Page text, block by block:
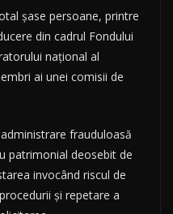
șase persoane, printre
din cadrul Fondului
național al
ai unei comisii de
frauduloasă
patrimonial deosebit de
invocând riscul de
și repetare a